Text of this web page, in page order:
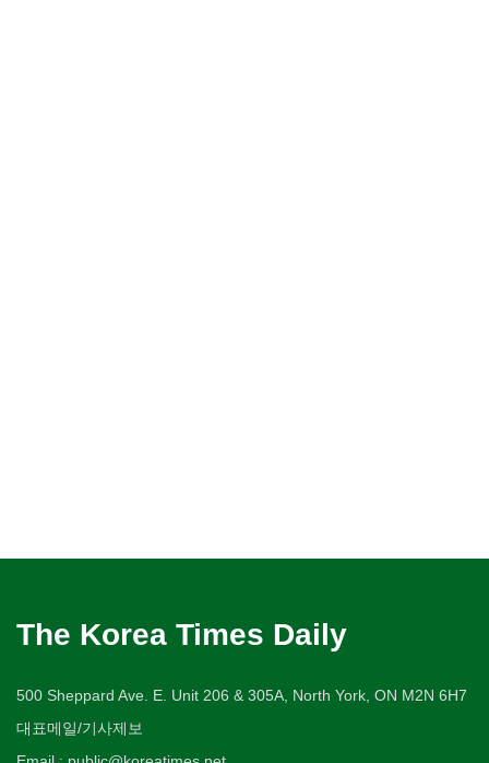
The Korea Times Daily
500 Sheppard Ave. E. Unit 206 & 305A, North York, ON M2N 6H7
대표메일/기사제보